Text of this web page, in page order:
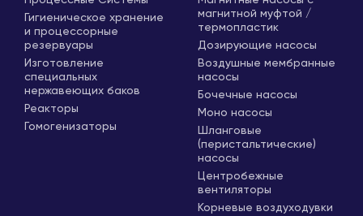
Гигиеническое хранение
и процессорные
резервуары
Изготовление
специальных
нержавеющих баков
Реакторы
Гомогенизаторы
магнитной муфтой /
термопластик
Дозирующие насосы
Воздушные мембранные
насосы
Бочечные насосы
Моно насосы
Шланговые
(перистальтические)
насосы
Центробежные
вентиляторы
Корневые воздуходувки